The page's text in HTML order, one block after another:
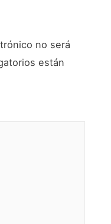
no será
están